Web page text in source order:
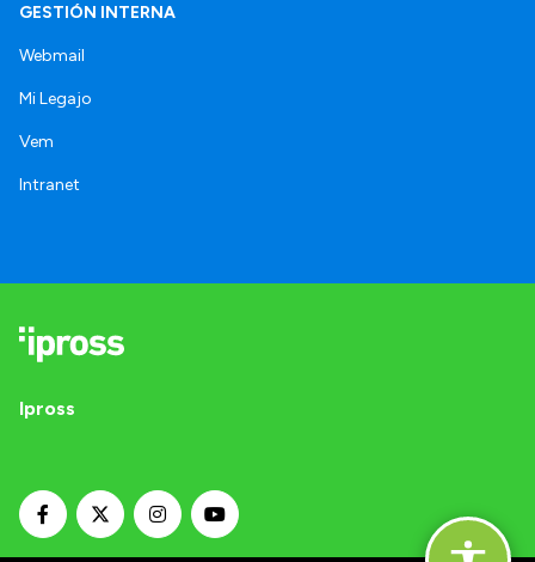
GESTIÓN INTERNA
Webmail
Mi Legajo
Vem
Intranet
Ipross